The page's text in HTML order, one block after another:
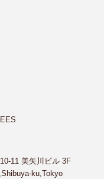
11 美矢川ビル 3F
ku,Tokyo